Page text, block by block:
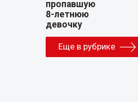
Еще в рубрике